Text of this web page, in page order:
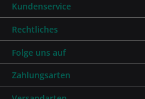
Kundenservice
Rechtliches
Zahlungsarten
Folge uns auf